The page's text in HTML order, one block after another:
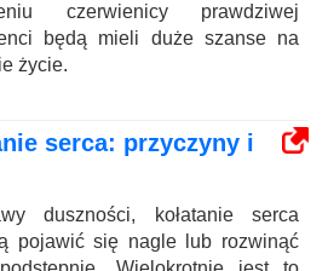
czerwienicy prawdziwej
będą mieli duże szanse na
życie.
serca: przyczyny i
duszności, kołatanie serca
pojawić się nagle lub rozwinąć